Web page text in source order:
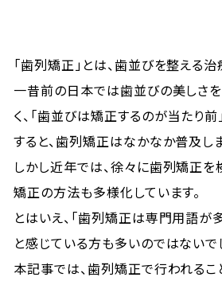
「歯列矯正」とは、歯並びを整える治
一昔前の日本では歯並びの美しさ
く、「歯並びは矯正するのが当たり
すると、歯列矯正はなかなか普及し
しかし近年では、徐々に歯列矯正を
矯正の方法も多様化しています。
とはいえ、「歯列矯正は専門用語が
と感じている方も多いのではないで
本記事では、歯列矯正で行われるこ